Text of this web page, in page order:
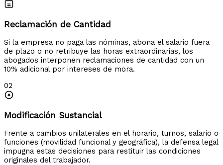
Reclamación de Cantidad
Si la empresa no paga las nóminas, abona el salario fuera
de plazo o no retribuye las horas extraordinarias, los
abogados interponen reclamaciones de cantidad con un
10% adicional por intereses de mora.
02
Modificación Sustancial
Frente a cambios unilaterales en el horario, turnos, salario o
funciones (movilidad funcional y geográfica), la defensa legal
impugna estas decisiones para restituir las condiciones
originales del trabajador.